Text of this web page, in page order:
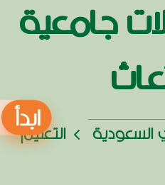
جامعية
السعودية
التعليم